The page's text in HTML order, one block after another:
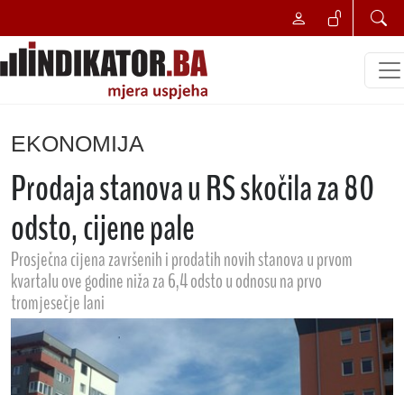
EKONOMIJA
Prodaja stanova u RS skočila za 80
odsto, cijene pale
Prosječna cijena završenih i prodatih novih stanova u prvom
kvartalu ove godine niža za 6,4 odsto u odnosu na prvo
tromjesečje lani